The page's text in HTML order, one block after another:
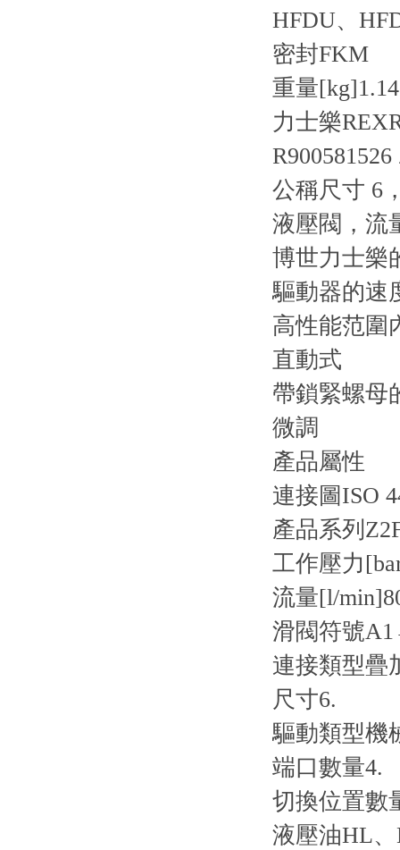
HFDU、
密封FKM
重量[kg]1.14
力士樂
公稱尺寸 6
液壓閥，流
博世力士樂
驅動器的速
高性能范圍
直動式
帶鎖緊螺母
微調
產品屬性
連接圖ISO
產品系列
工作壓力
流量[l/min]
滑閥符號
連接類型疊
尺寸6.
驅動類型機
端口數量4.
切換位置數
液壓油HL、